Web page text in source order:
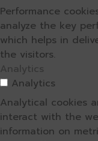
Performance
analyze the key
which helps in
the visitors.
Analytics
Analytics
Analytical cookies
interact with the
information on